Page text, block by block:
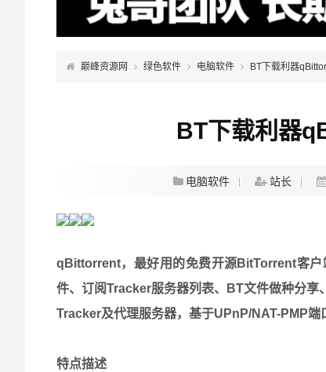
巅峰资源网 绿色软件 电脑软件 BT下载利器
BT下载利器
电脑软件 站长
qBittorrent，最好用的免费开源BitTorrent客
件、订阅Tracker服务器列表、BT文件做种分
Tracker及代理服务器，基于UPnP/NAT-PMP端
特点描述